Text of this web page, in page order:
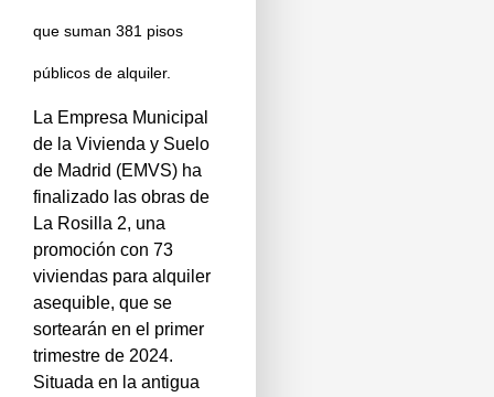
que suman 381 pisos
públicos de alquiler.
La Empresa Municipal
de la Vivienda y Suelo
de Madrid (EMVS) ha
finalizado las obras de
La Rosilla 2, una
promoción con 73
viviendas para alquiler
asequible, que se
sortearán en el primer
trimestre de 2024.
Situada en la antigua